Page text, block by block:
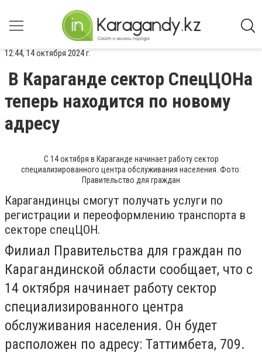
12:44, 14 октября 2024 г.
В Караганде сектор СпецЦОНа
теперь находится по новому
адресу
С 14 октября в Караганде начинает работу сектор
специализированного центра обслуживания населения. Фото:
Правительство для граждан
Карагандинцы смогут получать услуги по
регистрации и переоформлению транспорта в
секторе спецЦОН.
Филиал Правительства для граждан по
Карагандинской области сообщает, что с
14 октября начинает работу сектор
специализированного центра
обслуживания населения. Он будет
расположен по адресу: Таттимбета, 709.